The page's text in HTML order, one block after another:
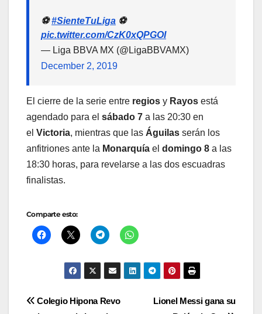
⚽#SienteTuLiga ⚽
pic.twitter.com/CzK0xQPGOI
— Liga BBVA MX (@LigaBBVAMX)
December 2, 2019
El cierre de la serie entre regios y Rayos está
agendado para el sábado 7 a las 20:30 en
el Victoria, mientras que las Águilas serán los
anfitriones ante la Monarquía el domingo 8 a las
18:30 horas, para revelarse a las dos escuadras
finalistas.
Comparte esto:
Navegación
Lionel Messi gana su
Colegio Hipona Revo